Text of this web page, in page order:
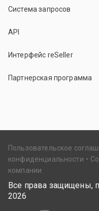
Система запросов
API
Интерфейс reSeller
Партнерская программа
Пользовательское
конфиденциальности
компании
Все права защищены,
2026